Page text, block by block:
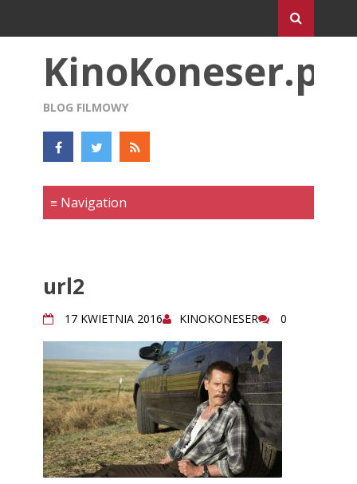
KinoKoneser.pl
BLOG FILMOWY
url2
17 KWIETNIA 2016 KINOKONESER 0